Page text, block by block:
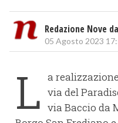
Redazione Nove
05 Agosto 2023
L a
via del
via Baccio da